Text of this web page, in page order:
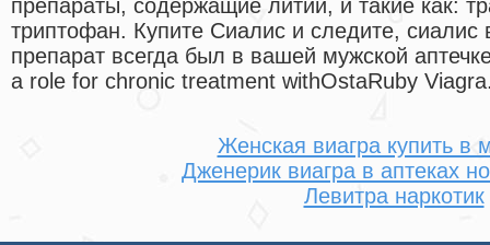
препараты, содержащие литий, и такие как:
триптофан. Купите Сиалис и следите, сиалис
препарат всегда был в вашей мужской
a role for chronic treatment withOstaRuby
Женская виагра купить в
Дженерик виагра в аптеках
Левитра наркотик